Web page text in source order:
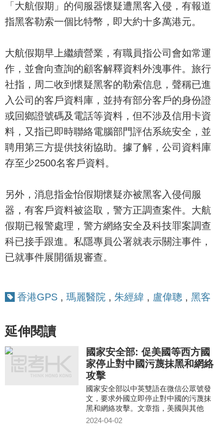
「大航假期」的伺服器懷疑遭黑客入侵，有報道
指黑客勒索一個比特幣，即大約十多萬港元。
大航假期早上繼續營業，有職員指公司會如常運
作，並會向查詢的顧客解釋資料外洩事件。旅行
社指，周二收到懷疑黑客的勒索信息，聲稱已進
入公司的客戶資料庫，並持有部分客戶的身份證
或回鄉證號碼及電話等資料，但不涉及信用卡資
料，又指已即時聯絡電腦部門評估系統安全，並
聘用第三方提供技術協助。據了解，公司資料庫
存至少2500名客戶資料。
另外，消息指金怡假期懷疑亦被黑客入侵伺服
器，有客戶資料被盜取，警方正調查案件。大航
假期已報警處理，警方網絡安全及科技罪案調查
科已接手跟進。私隱專員公署就表示關注事件，
已就事件展開循規審查。
香港GPS , 瑪麗醫院 , 朱經緯 , 盧偉聰 , 黑客
延伸閱讀
國家安全部: 促美國等西方國
家停止對中國污蔑抹黑和網絡
攻擊
國家安全部以中英雙語在微信公眾號發
文，要求外國立即停止對中國的污蔑抹
黑和網絡攻擊。文章指，美國與其他
「五眼聯盟」國家，編湊散布各種「中
2024-04-02